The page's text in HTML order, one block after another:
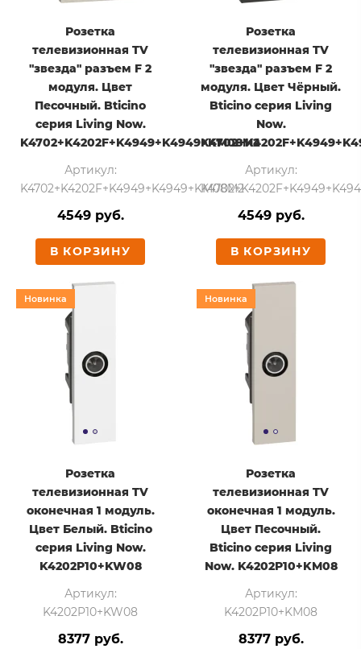
Розетка
телевизионная TV
"звезда" разъем F 2
модуля. Цвет
Песочный. Bticino
серия Living Now.
K4702+K4202F+K4949+K4949+KM08M2
Артикул:
K4702+K4202F+K4949+K4949+KM08M2
4549 руб.
В КОРЗИНУ
Розетка
телевизионная TV
"звезда" разъем F 2
модуля. Цвет Чёрный.
Bticino серия Living
Now.
Артикул:
4549 руб.
В КОРЗИНУ
Новинка
Розетка
телевизионная TV
оконечная 1 модуль.
Цвет Белый. Bticino
серия Living Now.
K4202P10+KW08
Артикул:
K4202P10+KW08
8377 руб.
Новинка
Розетка
телевизионная TV
оконечная 1 модуль.
Цвет Песочный.
Bticino серия Living
Now. K4202P10+KM08
Артикул:
K4202P10+KM08
8377 руб.